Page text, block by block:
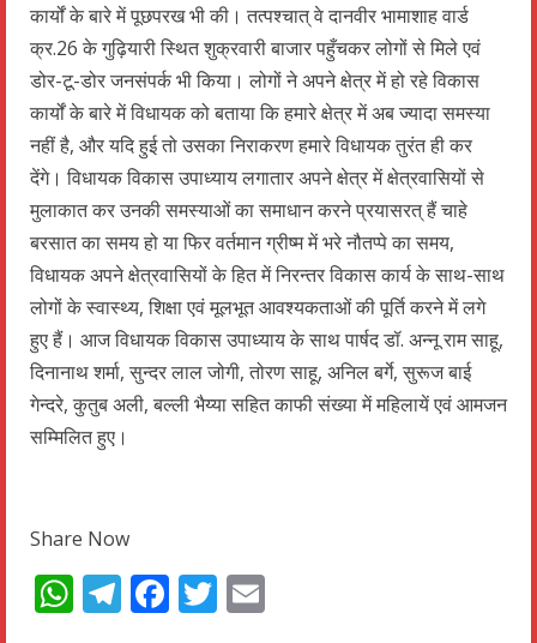
कार्यों के बारे में पूछपरख भी की। तत्पश्चात् वे दानवीर भामाशाह वार्ड
क्र.26 के गुढ़ियारी स्थित शुक्रवारी बाजार पहुँचकर लोगों से मिले एवं
डोर-टू-डोर जनसंपर्क भी किया। लोगों ने अपने क्षेत्र में हो रहे विकास
कार्यों के बारे में विधायक को बताया कि हमारे क्षेत्र में अब ज्यादा समस्या
नहीं है, और यदि हुई तो उसका निराकरण हमारे विधायक तुरंत ही कर
देंगे। विधायक विकास उपाध्याय लगातार अपने क्षेत्र में क्षेत्रवासियों से
मुलाकात कर उनकी समस्याओं का समाधान करने प्रयासरत् हैं चाहे
बरसात का समय हो या फिर वर्तमान ग्रीष्म में भरे नौतप्पे का समय,
विधायक अपने क्षेत्रवासियों के हित में निरन्तर विकास कार्य के साथ-साथ
लोगों के स्वास्थ्य, शिक्षा एवं मूलभूत आवश्यकताओं की पूर्ति करने में लगे
हुए हैं। आज विधायक विकास उपाध्याय के साथ पार्षद डॉ. अन्नू राम साहू,
दिनानाथ शर्मा, सुन्दर लाल जोगी, तोरण साहू, अनिल बर्गे, सुरूज बाई
गेन्दरे, कुतुब अली, बल्ली भैय्या सहित काफी संख्या में महिलायें एवं आमजन
सम्मिलित हुए।
Share Now
WhatsApp
Telegram
Facebook
Twitter